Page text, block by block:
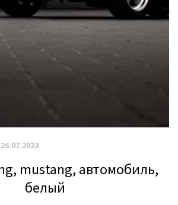
26.07.2023
mustang, автомобиль,
белый